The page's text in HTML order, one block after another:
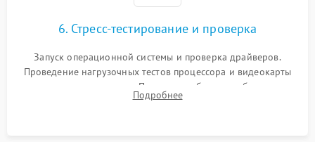
6. Стресс-тестирование и проверка
Запуск операционной системы и проверка драйверов.
Проведение нагрузочных тестов процессора и видеокарты
для контроля температур. Проверка работоспособности всех
USB-портов, аудиовыходов и сетевого подключения.
Подробнее